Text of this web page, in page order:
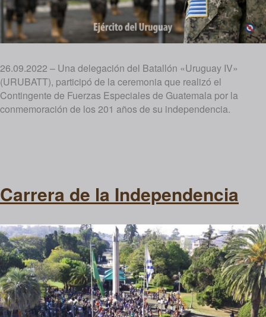
26.09.2022 – Una delegación del Batallón «Uruguay IV»
(URUBATT), participó de la ceremonia que realizó el
Contingente de Fuerzas Especiales de Guatemala por la
conmemoración de los 201 años de su independencia.
Carrera de la Independencia